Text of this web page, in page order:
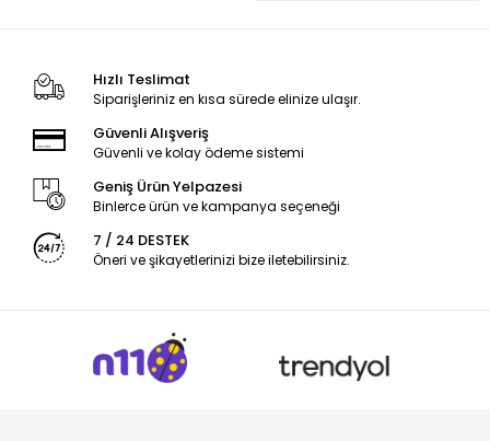
Hızlı Teslimat
Siparişleriniz en kısa sürede elinize ulaşır.
Güvenli Alışveriş
Güvenli ve kolay ödeme sistemi
Geniş Ürün Yelpazesi
Binlerce ürün ve kampanya seçeneği
7 / 24 DESTEK
Öneri ve şikayetlerinizi bize iletebilirsiniz.